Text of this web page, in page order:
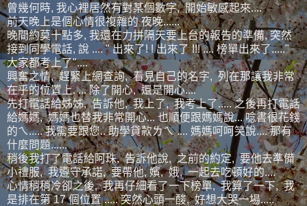
曾幾何時, 我心裡居然有對某個數字, 開始敏感起來....
前天晚上是個心情很複雜的 夜晚......
晚間約莫十點多, 我還在力拼隔天要上台的報告的準備, 突然
接到同學電話, 說 .... " 出來了! ! 出來了 !!! .... 榜單出來了....."
大家都考上了"....
興奮之情, 趕緊上網查詢, 看見自己的名字, 列在那讓我非常
在乎的位置上. ... 除了開心, 還是開心....
先打電話給姊姊, 告訴他, 我上了, 我考上了..... 之後再打電話
給媽媽, 媽媽也替我非常開心... 也順便跟媽媽說... 唸書很花錢
的ㄟ..... 我需要跟您.. 助學貸款ㄌㄟ .... 媽媽呵呵笑說.... 那有
什麼問題......
稍後我打了電話給阿珠, 告訴他說, 之前的約定, 要他去準備
小禮服, 我遵守承諾, 要帶他, 嬪, 娥, 一起去吃頓好的....
心情稍稍冷卻之後, 我再仔細看了一下榜單, 我算了一下, 我
是排在第 17 個位置 ..... 突然心頭一酸, 好想大哭一場.....